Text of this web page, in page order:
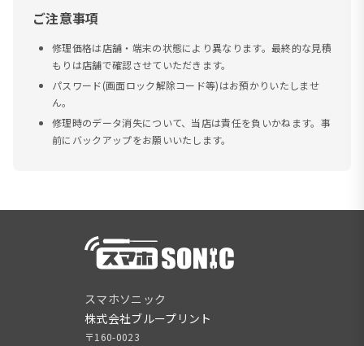
ご注意事項
修理価格は店舗・端末の状態により異なります。最終的な見積
もりは店舗で確認させていただきます。
パスワード(画面ロック解除コード等)はお預かりいたしませ
ん。
修理時のデータ消失について、当店は責任を負いかねます。事
前にバックアップをお願いいたします。
スマホソニック
株式会社ブループリント
〒160-0023